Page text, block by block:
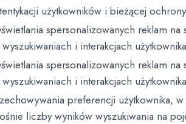
użytkowników i bieżącej
spersonalizowanych reklam
i interakcjach
spersonalizowanych reklam
i interakcjach
preferencji użytkownika,
liczby wyników wyszukiwania na